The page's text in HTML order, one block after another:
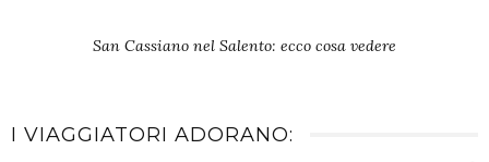
San Cassiano nel Salento: ecco cosa vedere
I VIAGGIATORI ADORANO: